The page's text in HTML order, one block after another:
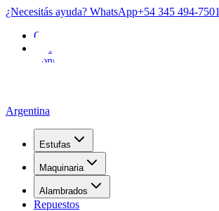
¿Necesitás ayuda? WhatsApp+54 345 494-7501
Garantía
FAQ
Contacto
Argentina
Estufas
Maquinaria
Alambrados
Repuestos